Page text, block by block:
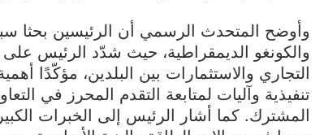
وأوضح المتحدث الرسمي أن الرئيسين بحثا سبل
والكونغو الديمقراطية، حيث شدّد الرئيس
التجاري والاستثمارات بين البلدين، مؤكّدًا
تنفيذية وآليات لمتابعة التقدم المحرز في
المشترك. كما أشار الرئيس إلى الخبرات